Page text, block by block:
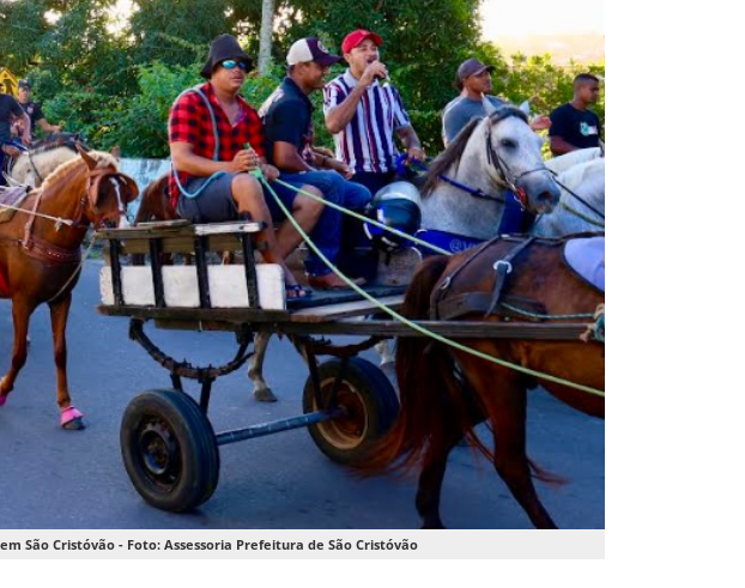
São Cristóvão - Foto: Assessoria Prefeitura de São Cristóvão